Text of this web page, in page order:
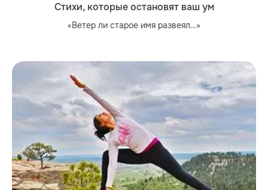
Стихи, которые остановят ваш ум
«Ветер ли старое имя развеял…»